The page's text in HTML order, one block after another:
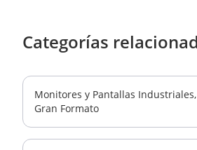
Categorías
Monitores y Pantallas
Gran Formato